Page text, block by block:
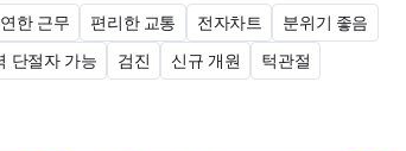
라 생각합니다.
수 있도록 저희가 먼저 다가가고 가르쳐 드리겠습
을 기다리고 있겠습니다.
한 근무 편리한 교통 전자차트
분위기 좋음
단절자 가능 검진 신규 개원 턱관절